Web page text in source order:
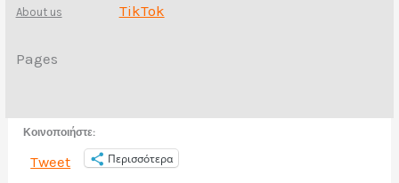
About us
Pages
TikTok
Κοινοποιήστε:
Tweet Περισσότερα